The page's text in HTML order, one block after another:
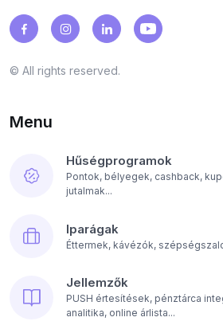
© All rights reserved.
Menu
Hűségprogramok
Pontok, bélyegek, cashback,
jutalmak...
Iparágak
Éttermek, kávézók,
Jellemzők
PUSH értesítések, pénztárca
analitika, online árlista...